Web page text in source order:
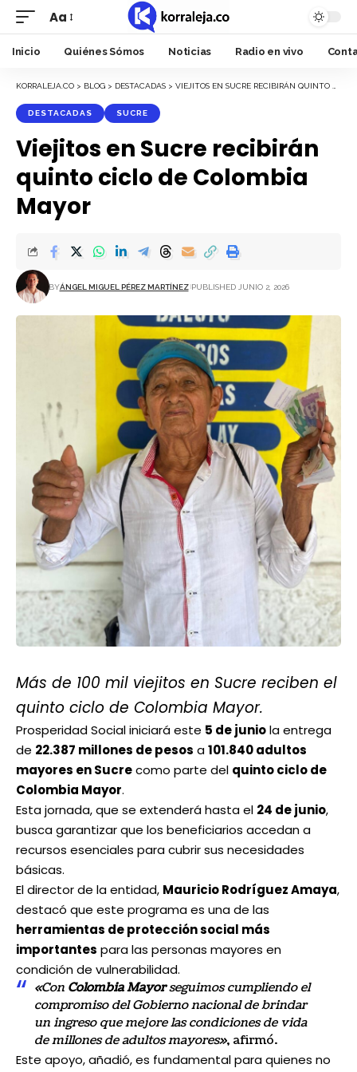
Font
Resizer
Aa
Inicio Quiénes Sómos Noticias Radio en vivo
KORRALEJA.CO > BLOG > DESTACADAS > VIEJITOS EN SUCRE RECIBIRÁN QUINTO CICLO DE COLOMBIA MAYOR
DESTACADAS SUCRE
Viejitos en Sucre recibirán
quinto ciclo de Colombia
Mayor
BYÁNGEL MIGUEL PÉREZ MARTÍNEZ PUBLISHED JUNIO 2, 2026
Más de 100 mil viejitos en Sucre reciben el
quinto ciclo de Colombia Mayor.
Prosperidad Social iniciará este 5 de juniola entrega
de 22.387 millones de pesos a101.840 adultos
mayores en Sucrecomo parte del quinto ciclo de
Colombia Mayor.
Esta jornada, que se extenderá hasta el 24 de junio,
busca garantizar que los beneficiarios accedan a
recursos esenciales para cubrir sus necesidades
básicas.
El director de la entidad, Mauricio Rodríguez Amaya,
destacó que este programa es una de las
herramientas de protección social más
importantes para las personas mayores en
condición de vulnerabilidad.
«Con Colombia Mayorseguimos cumpliendo el
compromiso del Gobierno nacional de brindar
un ingreso que mejore las condiciones de vida
de millones de adultos mayores», afirmó.
Este apoyo, añadió, es fundamental para quienes no